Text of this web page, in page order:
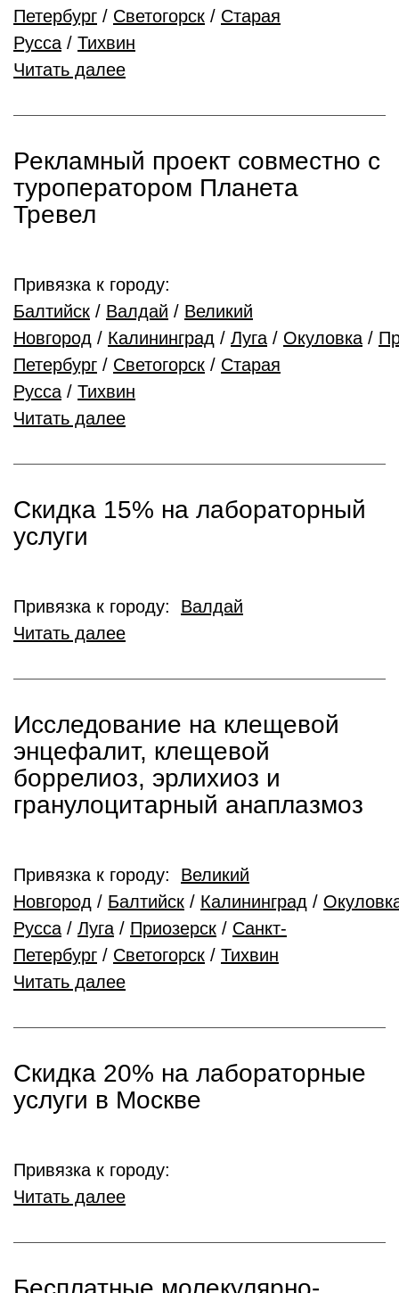
Петербург / Светогорск / Старая
Русса / Тихвин
Читать далее
Рекламный проект совместно с
туроператором Планета
Тревел
Привязка к городу:
Балтийск / Валдай / Великий
Новгород / Калининград / Луга / Окуловка /
Петербург / Светогорск / Старая
Русса / Тихвин
Читать далее
Скидка 15% на лабораторный
услуги
Привязка к городу: Валдай
Читать далее
Исследование на клещевой
энцефалит, клещевой
боррелиоз, эрлихиоз и
гранулоцитарный анаплазмоз
Привязка к городу: Великий
Новгород / Балтийск / Калининград /
Русса / Луга / Приозерск / Санкт-
Петербург / Светогорск / Тихвин
Читать далее
Скидка 20% на лабораторные
услуги в Москве
Привязка к городу:
Читать далее